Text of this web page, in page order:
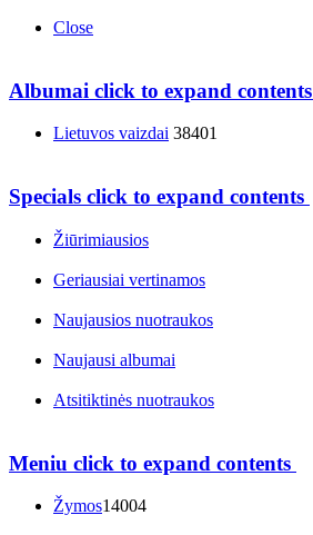
Close
Albumai click to expand contents
Lietuvos vaizdai 38401
Specials click to expand contents
Žiūrimiausios
Geriausiai vertinamos
Naujausios nuotraukos
Naujausi albumai
Atsitiktinės nuotraukos
Meniu click to expand contents
Žymos14004